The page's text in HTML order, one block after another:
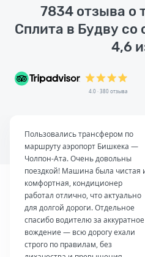
7834 отзыва о
Сплита в Будву со
4,6
4.0 · 380 отзыва
Пользовались трансфером по
маршруту аэропорт Бишкека —
Чолпон-Ата. Очень довольны
поездкой! Машина была чистая
комфортная, кондиционер
работал отлично, что актуально
для долгой дороги. Отдельное
спасибо водителю за аккуратное
вождение — всю дорогу ехали
строго по правилам, без